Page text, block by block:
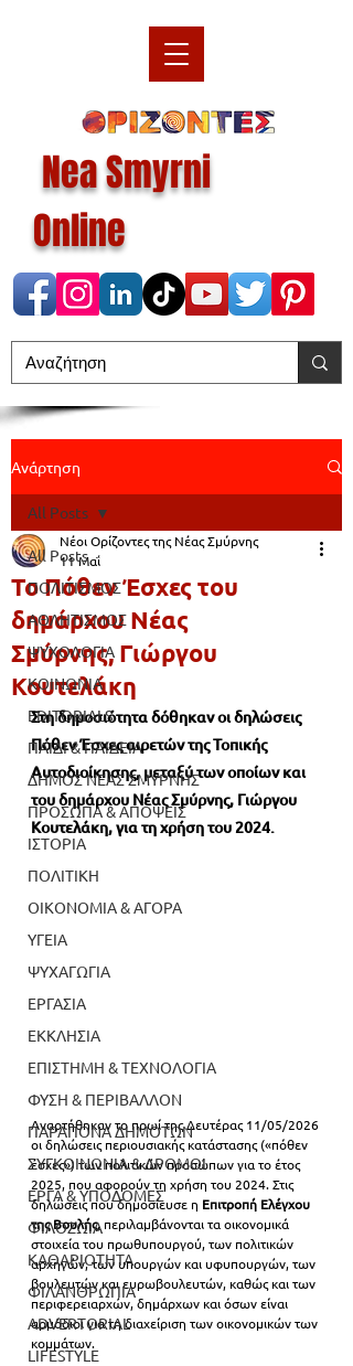
Nea Smyrni
Online
Ανάρτηση
All Posts
ΠΟΛΙΤΙΣΜΟΣ
ΑΘΛΗΤΙΣΜΟΣ
ΨΥΧΟΛΟΓΙΑ
ΚΟΙΝΩΝΙΑ
EDITORIALS
ΠΑΙΔΙ & ΠΑΙΔΕΙΑ
ΔΗΜΟΣ ΝΕΑΣ ΣΜΥΡΝΗΣ
ΠΡΟΣΩΠΑ & ΑΠΟΨΕΙΣ
ΙΣΤΟΡΙΑ
ΠΟΛΙΤΙΚΗ
ΟΙΚΟΝΟΜΙΑ & ΑΓΟΡΑ
ΥΓΕΙΑ
ΨΥΧΑΓΩΓΙΑ
ΕΡΓΑΣΙΑ
ΕΚΚΛΗΣΙΑ
ΕΠΙΣΤΗΜΗ & ΤΕΧΝΟΛΟΓΙΑ
ΦΥΣΗ & ΠΕΡΙΒΑΛΛΟΝ
ΠΑΡΑΠΟΝΑ ΔΗΜΟΤΩΝ
ΣΥΓΚΟΙΝΩΝΙΑ & ΔΡΟΜΟΙ
ΕΡΓΑ & ΥΠΟΔΟΜΕΣ
ΦΙΛΟΖΩΙΑ
ΚΑΘΑΡΙΟΤΗΤΑ
ΦΙΛΑΝΘΡΩΠΙΑ
ADVERTORIAL
LIFESTYLE
All Posts
Το Πόθεν Έσχες του
δημάρχου Νέας
Σμύρνης, Γιώργου
Κουτελάκη
Νέοι Ορίζοντες της Νέας Σμύρνης
11 Μαΐ
Στη δημοσιότητα δόθηκαν οι δηλώσεις
Πόθεν Έσχες αιρετών της Τοπικής
Αυτοδιοίκησης, μεταξύ των οποίων και
του δημάρχου Νέας Σμύρνης, Γιώργου
Κουτελάκη, για τη χρήση του 2024.
Αναρτήθηκαν το πρωί της Δευτέρας 11/05/2026
οι δηλώσεις περιουσιακής κατάστασης («πόθεν
έσχες») των πολιτικών προσώπων για το έτος
2025, που αφορούν τη χρήση του 2024. Στις
δηλώσεις που δημοσίευσε η Επιτροπή Ελέγχου
της Βουλής, περιλαμβάνονται τα οικονομικά
στοιχεία του πρωθυπουργού, των πολιτικών
αρχηγών, των υπουργών και υφυπουργών, των
βουλευτών και ευρωβουλευτών, καθώς και των
περιφερειαρχών, δημάρχων και όσων είναι
αρμόδιοι για τη διαχείριση των οικονομικών των
κομμάτων.